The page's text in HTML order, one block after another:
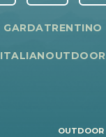
GARDATRENTINO
ITALIANOUTDOOR
OUTDOOR